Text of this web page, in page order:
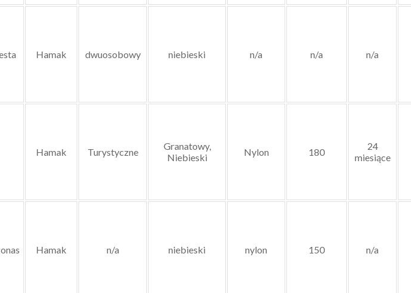
Hamak dwuosobowy niebieski n/a n/a n/a
Hamak Turystyczne
Granatowy,
Niebieski
Nylon 180
24
miesiące
Hamak n/a niebieski nylon 150 n/a